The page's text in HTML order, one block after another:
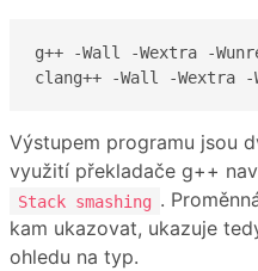
g++ -Wall -Wextra -
clang++ -Wall -Wextra -
Výstupem programu jsou
využití překladače g++
Stack smashing .
kam ukazovat, ukazuje
ohledu na typ.